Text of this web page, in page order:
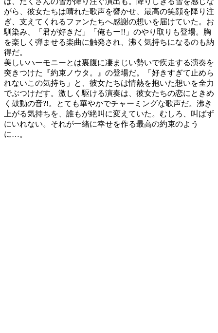
がら、彼女たちは晴れた歌声を響かせ、最高の笑顔を降り注
ぎ、支えてくれるファンたちへ感謝の想いを届けていた。お
馴染み、「君が好きだ」「俺もー!!」のやり取りも登場。胸
を楽しく弾ませる楽曲に触発され、沸く気持ちになるのも納
得だ。
美しいハーモニーとは裏腹に凄まじい勢いで疾走する演奏を
突きつけた『約束ノウタ。』の登場だ。「好きすぎて止めら
れないこの気持ち」と、彼女たちは情熱を抱いた想いを全力
でぶつけだす。激しく駆ける演奏は、彼女たちの恋にときめ
く鼓動の音?!。とても華やかでチャーミングな歌声だ。沸き
上がる気持ちを、誰もが絶叫に変えていた。むしろ、叫ばず
にいれない。それが一緒に幸せを作る最高の約束のよう
に…。